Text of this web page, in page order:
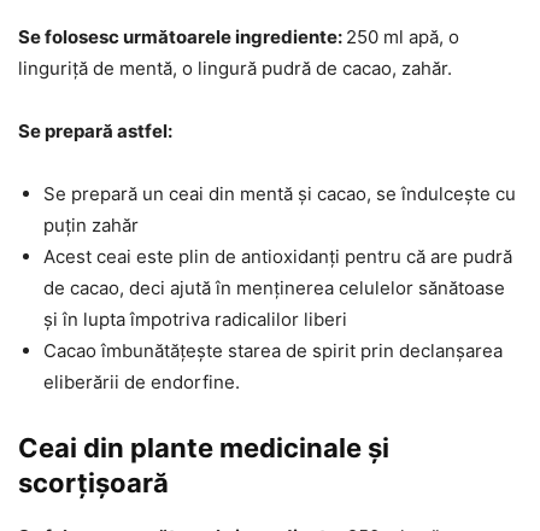
Se folosesc următoarele ingrediente: 250 ml apă, o
linguriță de mentă, o lingură pudră de cacao, zahăr.
Se prepară astfel:
Se prepară un ceai din mentă și cacao, se îndulcește cu
puțin zahăr
Acest ceai este plin de antioxidanți pentru că are pudră
de cacao, deci ajută în menținerea celulelor sănătoase
și în lupta împotriva radicalilor liberi
Cacao îmbunătățește starea de spirit prin declanșarea
eliberării de endorfine.
Ceai din plante medicinale și
scorțișoară